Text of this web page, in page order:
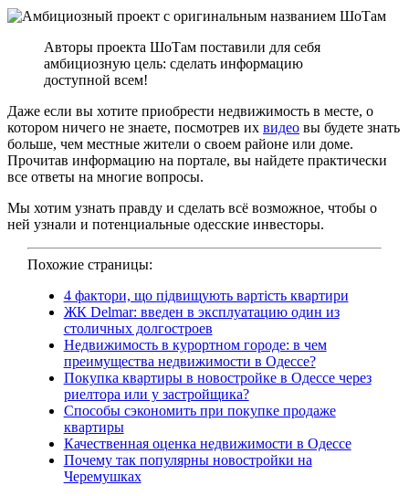
Авторы проекта ШоТам поставили для себя
амбициозную цель: сделать информацию
доступной всем!
Даже если вы хотите приобрести недвижимость в месте, о
котором ничего не знаете, посмотрев их видео вы будете знать
больше, чем местные жители о своем районе или доме.
Прочитав информацию на портале, вы найдете практически
все ответы на многие вопросы.
Мы хотим узнать правду и сделать всё возможное, чтобы о
ней узнали и потенциальные одесские инвесторы.
Похожие страницы:
4 фактори, що підвищують вартість квартири
ЖК Delmar: введен в эксплуатацию один из
столичных долгостроев
Недвижимость в курортном городе: в чем
преимущества недвижимости в Одессе?
Покупка квартиры в новостройке в Одессе через
риелтора или у застройщика?
Способы сэкономить при покупке продаже
квартиры
Качественная оценка недвижимости в Одессе
Почему так популярны новостройки на
Черемушках